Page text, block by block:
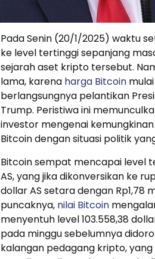
Pada Senin (20/1/2025) waktu
ke level tertinggi sepanjang
sejarah aset kripto tersebut.
lama, karena harga Bitcoin
berlangsungnya pelantikan
Trump. Peristiwa ini
investor mengenai
Bitcoin dengan situasi politik
Bitcoin sempat mencapai level
AS, yang jika dikonversikan ke
dollar AS setara dengan Rp1,78
puncaknya, nilai Bitcoin
menyentuh level 103.558,38
pada minggu sebelumnya
kalangan pedagang kripto,